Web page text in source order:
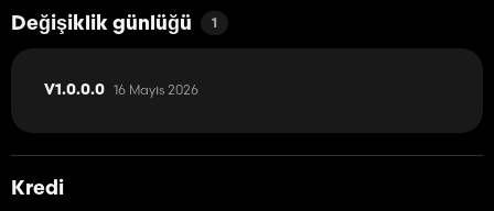
Değişiklik günlüğü 1
V1.0.0.0 16 Mayıs 2026
Kredi